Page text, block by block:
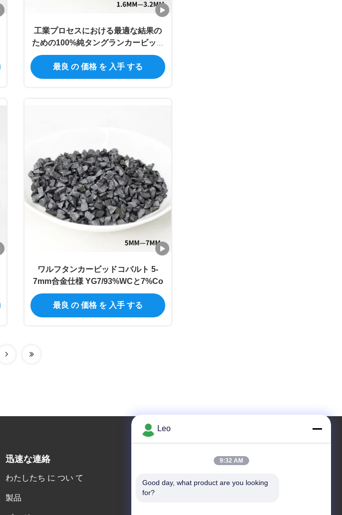
工業プロセスにおける最適な結果の
ための100%純タングランカービッド
粉末
最良 の 価格 を 入手 する
ワルフタンカービッドコバルト 5-
7mm合金仕様 YG7/93%WCと7%Co
最良 の 価格 を 入手 する
迅速な連絡
わたしたち に つい て
製品
NO 1700のTianfuの道の北セクション、ハイテクな
Leo
9:32 AM
Good day, what product are you looking
for?